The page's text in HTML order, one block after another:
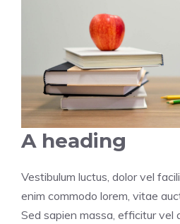
A heading
Vestibulum luctus, dolor vel
enim commodo lorem, vitae
Sed sapien massa, efficitur vel